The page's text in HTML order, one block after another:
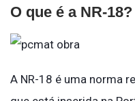
O que é a NR-18?
A NR-18 é uma norma